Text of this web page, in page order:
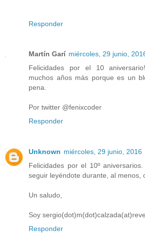
Responder
Martín Garí miércoles, 29 junio,
Felicidades por el 10
muchos años más porque es un
pena.
Por twitter @fenixcoder
Responder
Unknown miércoles, 29 junio, 2016
Felicidades por el 10º
seguir leyéndote durante, al menos,
Un saludo,
Soy
Responder